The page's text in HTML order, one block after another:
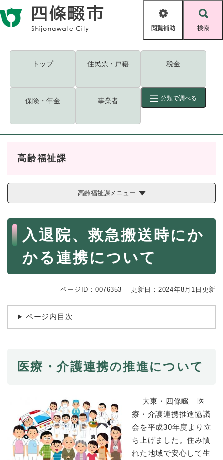
ー
ジ
メニューを飛ばして本文へ
閲
Foreign language
読み上げ・ふりがな
文字サイズ 拡大 背景色変更 白 黒 青
キーワード 検索
検索
トップ 住民票・戸籍 税金
保険・年金 事業者 分類で調べる
ら
し
・
き
の
メ
ニ
ュ
ー
ひ
く
登録・届け出・証明
マイナンバー
税金
住まい
交通
地域活動・コミュニティ
消費生活
相談窓口
イベント・施設予約
高齢福祉課
高齢福祉課メニュー
本
文
入退院、救急搬送時にか
かる連携について
ページID：0076353 更新日：2024年8月1日更新
ページ内目次
医療・介護連携の推進について
大東・四條畷 医
療・介護連携推進協議
会を平成30年度より立
ち上げました。住み慣
れた地域で安心して生